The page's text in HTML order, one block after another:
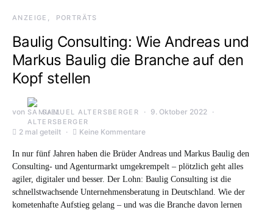
ANZEIGE PORTRÄTS
Baulig Consulting: Wie Andreas und
Markus Baulig die Branche auf den
Kopf stellen
von SAMUEL ALTERSBERGER 9. Oktober 2022
2 mal geteilt Keine Kommentare
In nur fünf Jahren haben die Brüder Andreas und Markus Baulig den
Consulting- und Agenturmarkt umgekrempelt – plötzlich geht alles
agiler, digitaler und besser. Der Lohn: Baulig Consulting ist die
schnellstwachsende Unternehmensberatung in Deutschland. Wie der
kometenhafte Aufstieg gelang – und was die Branche davon lernen